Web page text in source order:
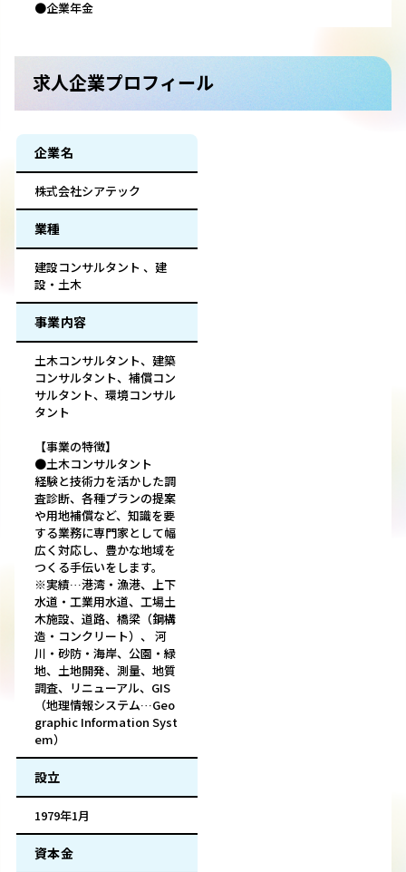
●企業年金
求人企業プロフィール
企業名
株式会社シアテック
業種
建設コンサルタント 、建
設・土木
事業内容
土木コンサルタント、建築
コンサルタント、補償コン
サルタント、環境コンサル
タント
【事業の特徴】
●土木コンサルタント
経験と技術力を活かした調
査診断、各種プランの提案
や用地補償など、知識を要
する業務に専門家として幅
広く対応し、豊かな地域を
つくる手伝いをします。
※実績…港湾・漁港、上下
水道・工業用水道、工場土
木施設、道路、橋梁（鋼構
造・コンクリート）、 河
川・砂防・海岸、公園・緑
地、土地開発、測量、地質
調査、リニューアル、GIS
（地理情報システム…Geo
graphic Information Syst
em）
設立
1979年1月
資本金